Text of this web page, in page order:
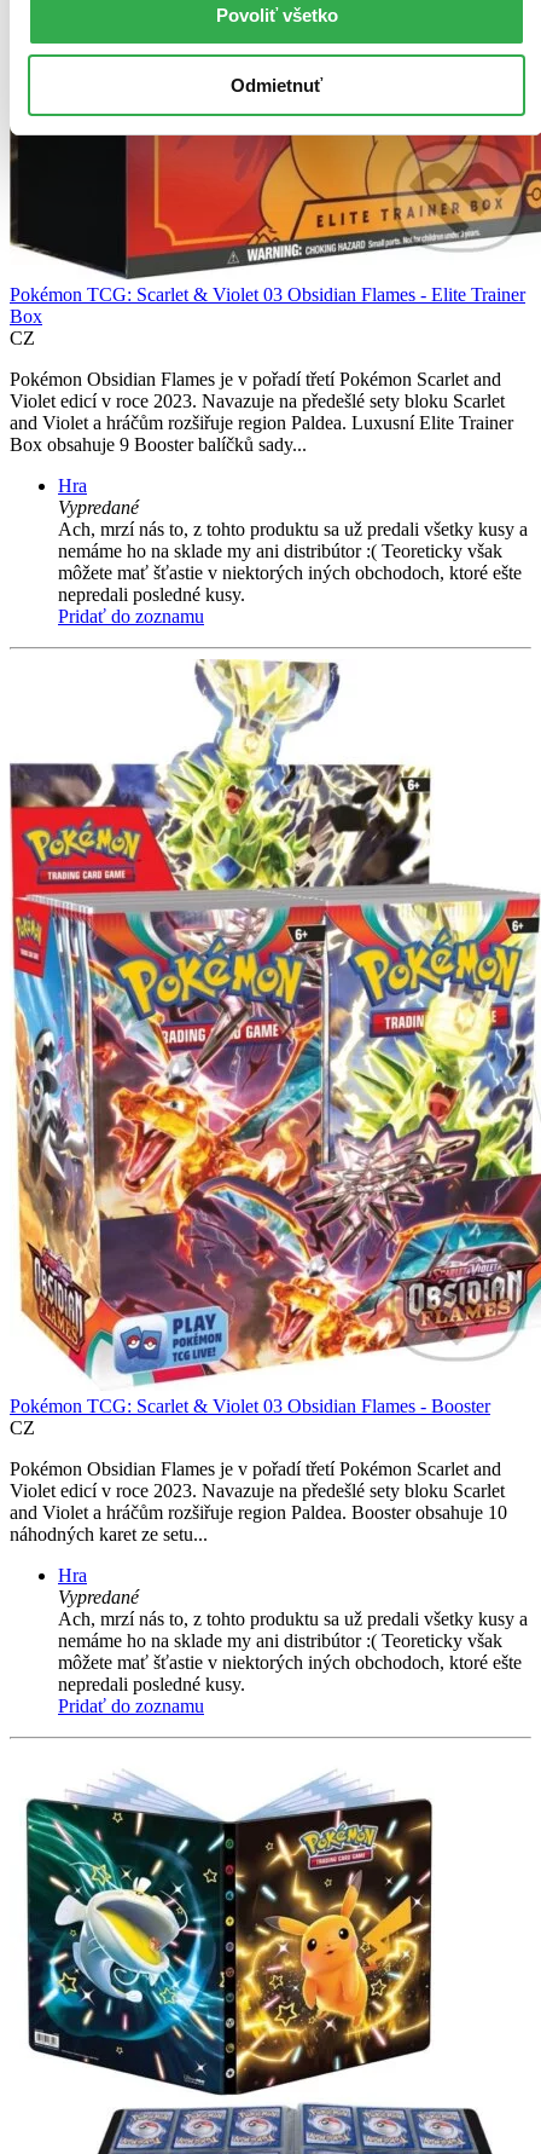
Povoliť všetko
Odmietnuť
Pokémon TCG: Scarlet & Violet 03 Obsidian Flames - Elite Trainer
Box
CZ
Pokémon Obsidian Flames je v pořadí třetí Pokémon Scarlet and
Violet edicí v roce 2023. Navazuje na předešlé sety bloku Scarlet
and Violet a hráčům rozšiřuje region Paldea. Luxusní Elite Trainer
Box obsahuje 9 Booster balíčků sady...
Hra
Vypredané
Ach, mrzí nás to, z tohto produktu sa už predali všetky kusy a
nemáme ho na sklade my ani distribútor :( Teoreticky však
môžete mať šťastie v niektorých iných obchodoch, ktoré ešte
nepredali posledné kusy.
Pridať do zoznamu
Pokémon TCG: Scarlet & Violet 03 Obsidian Flames - Booster
CZ
Pokémon Obsidian Flames je v pořadí třetí Pokémon Scarlet and
Violet edicí v roce 2023. Navazuje na předešlé sety bloku Scarlet
and Violet a hráčům rozšiřuje region Paldea. Booster obsahuje 10
náhodných karet ze setu...
Hra
Vypredané
Ach, mrzí nás to, z tohto produktu sa už predali všetky kusy a
nemáme ho na sklade my ani distribútor :( Teoreticky však
môžete mať šťastie v niektorých iných obchodoch, ktoré ešte
nepredali posledné kusy.
Pridať do zoznamu